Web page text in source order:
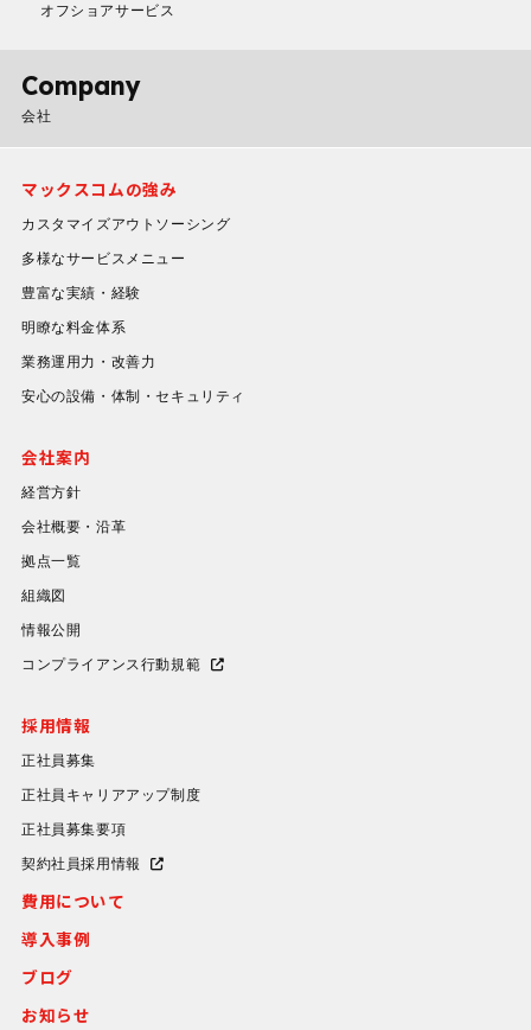
オフショアサービス
Company
会社
マックスコムの強み
カスタマイズアウトソーシング
多様なサービスメニュー
豊富な実績・経験
明瞭な料金体系
業務運用力・改善力
安心の設備・体制・セキュリティ
会社案内
経営方針
会社概要・沿革
拠点一覧
組織図
情報公開
コンプライアンス行動規範
採用情報
正社員募集
正社員キャリアアップ制度
正社員募集要項
契約社員採用情報
費用について
導入事例
ブログ
お知らせ